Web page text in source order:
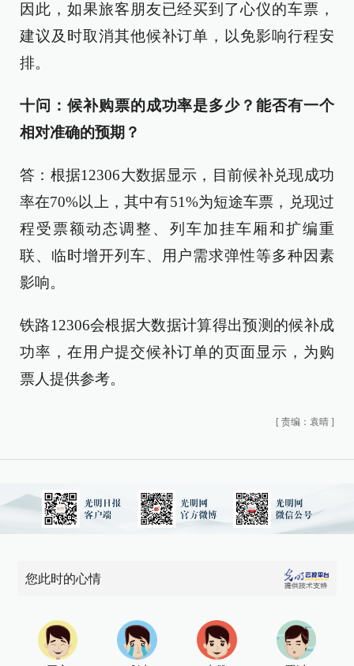
因此，如果旅客朋友已经买到了心仪的车票，
建议及时取消其他候补订单，以免影响行程安
排。
十问：候补购票的成功率是多少？能否有一个
相对准确的预期？
答：根据12306大数据显示，目前候补兑现成功
率在70%以上，其中有51%为短途车票，兑现过
程受票额动态调整、列车加挂车厢和扩编重
联、临时增开列车、用户需求弹性等多种因素
影响。
铁路12306会根据大数据计算得出预测的候补成
功率，在用户提交候补订单的页面显示，为购
票人提供参考。
[ 责编：袁晴 ]
您此时的心情